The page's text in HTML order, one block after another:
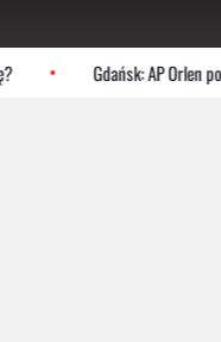
Gdańsk: AP Orlen